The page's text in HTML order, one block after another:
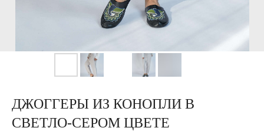
ДЖОГГЕРЫ ИЗ КОНОПЛИ В
СВЕТЛО-СЕРОМ ЦВЕТЕ